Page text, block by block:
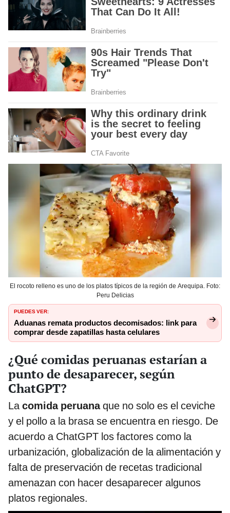
El rocoto relleno es uno de los platos típicos de la región de Arequipa. Foto:
Peru Delicias
PUEDES VER:
Aduanas remata productos decomisados: link para
comprar desde zapatillas hasta celulares
¿Qué comidas peruanas estarían a
punto de desaparecer, según
ChatGPT?
La comida peruanaque no solo es el ceviche
y el pollo a la brasa se encuentra en riesgo. De
acuerdo a ChatGPT los factores como la
urbanización, globalización de la alimentación y
falta de preservación de recetas tradicional
amenazan con hacer desaparecer algunos
platos regionales.